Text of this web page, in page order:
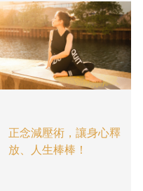
正念減壓術，讓身心釋
放、人生棒棒！